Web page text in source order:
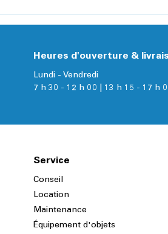
Heures d'ouverture &
Lundi - Vendredi
7 h 30 - 12 h 00 | 13 h 15 - 17 h
Service
Conseil
Location
Maintenance
Équipement d'objets